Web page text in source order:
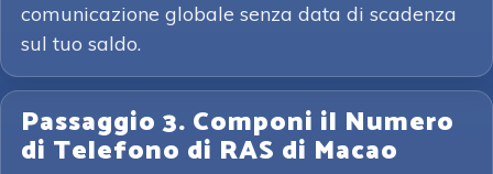
comunicazione globale senza data di scadenza
sul tuo saldo.
Passaggio 3. Componi il Numero
di Telefono di RAS di Macao